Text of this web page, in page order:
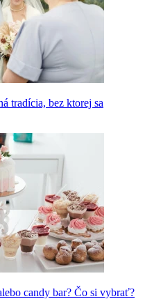
tradícia, bez ktorej sa
candy bar? Čo si vybrať?